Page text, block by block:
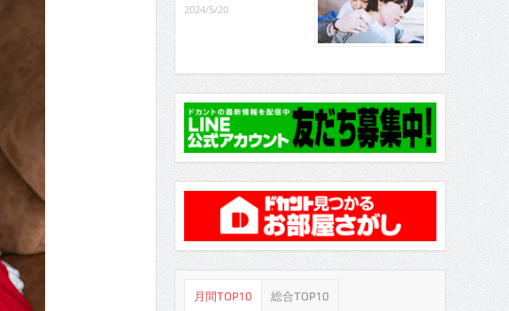
2024/5/20
月間TOP10 総合TOP10